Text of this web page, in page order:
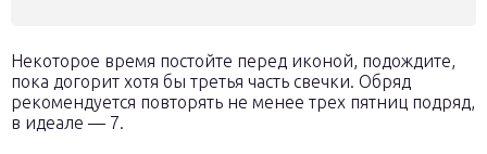
Некоторое время постойте перед иконой, подождите,
пока догорит хотя бы третья часть свечки. Обряд
рекомендуется повторять не менее трех пятниц подряд,
в идеале — 7.